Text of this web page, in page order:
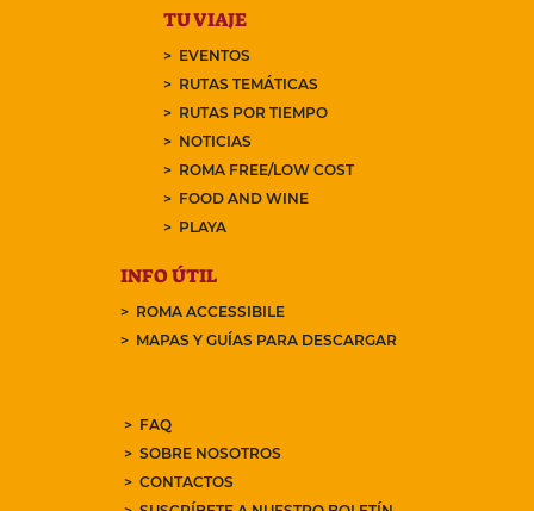
TU VIAJE
EVENTOS
RUTAS TEMÁTICAS
RUTAS POR TIEMPO
NOTICIAS
ROMA FREE/LOW COST
FOOD AND WINE
PLAYA
INFO ÚTIL
ROMA ACCESSIBILE
MAPAS Y GUÍAS PARA DESCARGAR
FAQ
SOBRE NOSOTROS
CONTACTOS